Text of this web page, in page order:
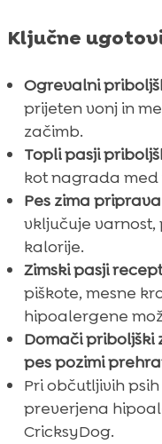
Ključne
Ogrevalni
prijeten vonj in
začimb.
Topli pasji
kot nagrada med
Pes zima
vključuje
kalorije.
Zimski pasji
piškote, mesne
hipoalergene
Domači priboljški
pes pozimi
Pri občutljivih
preverjena
CricksyDog.